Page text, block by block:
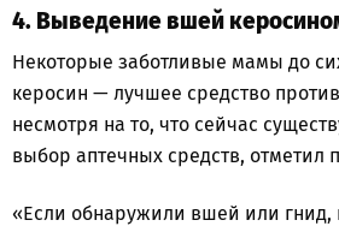
4. Выведение вшей
Некоторые заботливые мамы до
керосин — лучшее средство
несмотря на то, что сейчас
выбор аптечных средств, отметил
«Если обнаружили вшей или гнид,